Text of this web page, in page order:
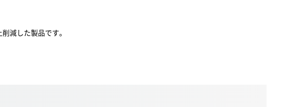
減した製品です。